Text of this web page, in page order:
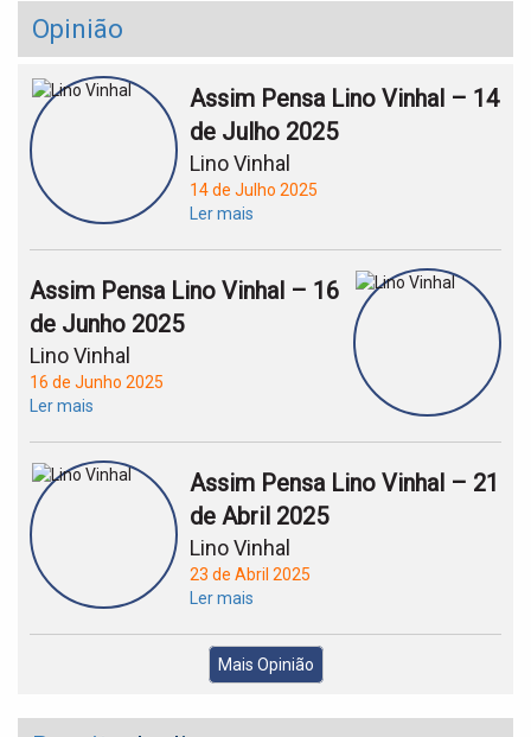
Opinião
Assim Pensa Lino Vinhal – 14
de Julho 2025
Lino Vinhal
14 de Julho 2025
Ler mais
Assim Pensa Lino Vinhal – 16
de Junho 2025
Lino Vinhal
16 de Junho 2025
Ler mais
Assim Pensa Lino Vinhal – 21
de Abril 2025
Lino Vinhal
23 de Abril 2025
Ler mais
Mais Opinião